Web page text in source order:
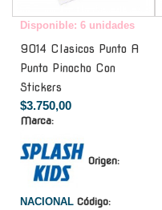
Disponible: 6 unidades
9014 Clasicos Punto A
Punto Pinocho Con
Stickers
$3.750,00
Marca:
Origen:
NACIONAL Código: